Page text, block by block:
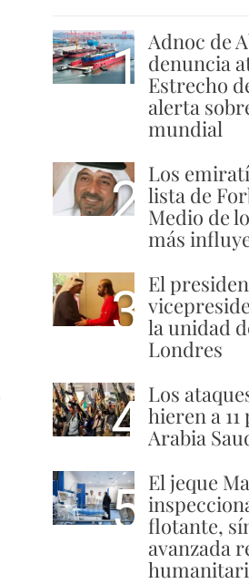
1 Adnoc de
denuncia
Estrecho
alerta
mundial
2 Los
lista de
Medio de
más
3 El
la unidad
Londres
4 Los
hieren a
Arabia
5 El jeque
flotante,
avanzada